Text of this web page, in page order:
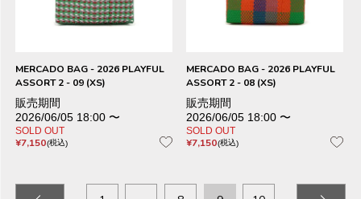
MERCADO BAG - 2026 PLAYFUL
ASSORT 2 - 09 (XS)
販売期間
2026/06/05 18:00 〜
SOLD OUT
¥7,150 税込
MERCADO BAG - 2026 PLAYFUL
ASSORT 2 - 08 (XS)
販売期間
2026/06/05 18:00 〜
SOLD OUT
¥7,150 税込